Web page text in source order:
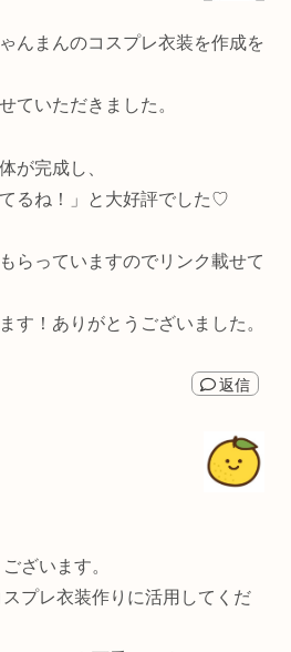
んまんのコスプレ衣装を作成を
ていただきました。
が完成し、
るね！」と大好評でした♡
らっていますのでリンク載せて
す！ありがとうございました。
返信
ざいます。
プレ衣装作りに活用してくだ